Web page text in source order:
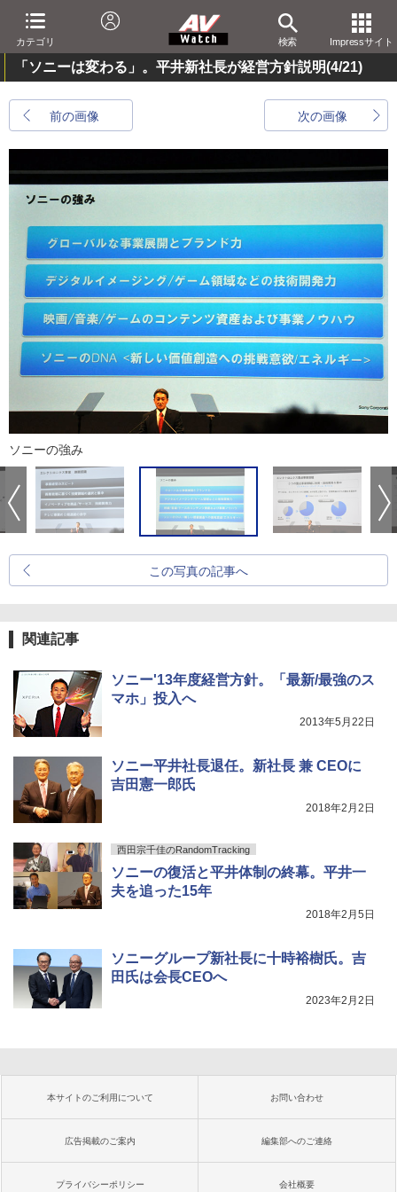
カテゴリ 検索 Impressサイト
「ソニーは変わる」。平井新社長が経営方針説明(4/21)
前の画像 次の画像
ソニーの強み
この写真の記事へ
関連記事
ソニー'13年度経営方針。「最新/最強のス
マホ」投入へ
2013年5月22日
ソニー平井社長退任。新社長 兼 CEOに
吉田憲一郎氏
2018年2月2日
西田宗千佳のRandomTracking
ソニーの復活と平井体制の終幕。平井一
夫を追った15年
2018年2月5日
ソニーグループ新社長に十時裕樹氏。吉
田氏は会長CEOへ
2023年2月2日
本サイトのご利用について お問い合わせ
広告掲載のご案内 編集部へのご連絡
プライバシーポリシー 会社概要